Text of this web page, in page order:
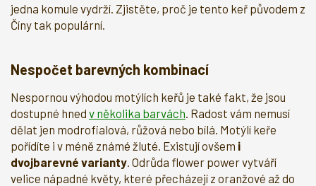
jedna komule vydrží. Zjistěte, proč je tento keř původem z
Číny tak populární.
Nespočet barevných kombinací
Nespornou výhodou motýlích keřů je také fakt, že jsou
dostupné hned v několika barvách . Radost vám nemusí
dělat jen modrofialová, růžová nebo bílá. Motýlí keře
pořídíte i v méně známé žluté. Existují ovšem i
dvojbarevné varianty . Odrůda flower power vytváří
velice nápadné květy, které přecházejí z oranžové až do